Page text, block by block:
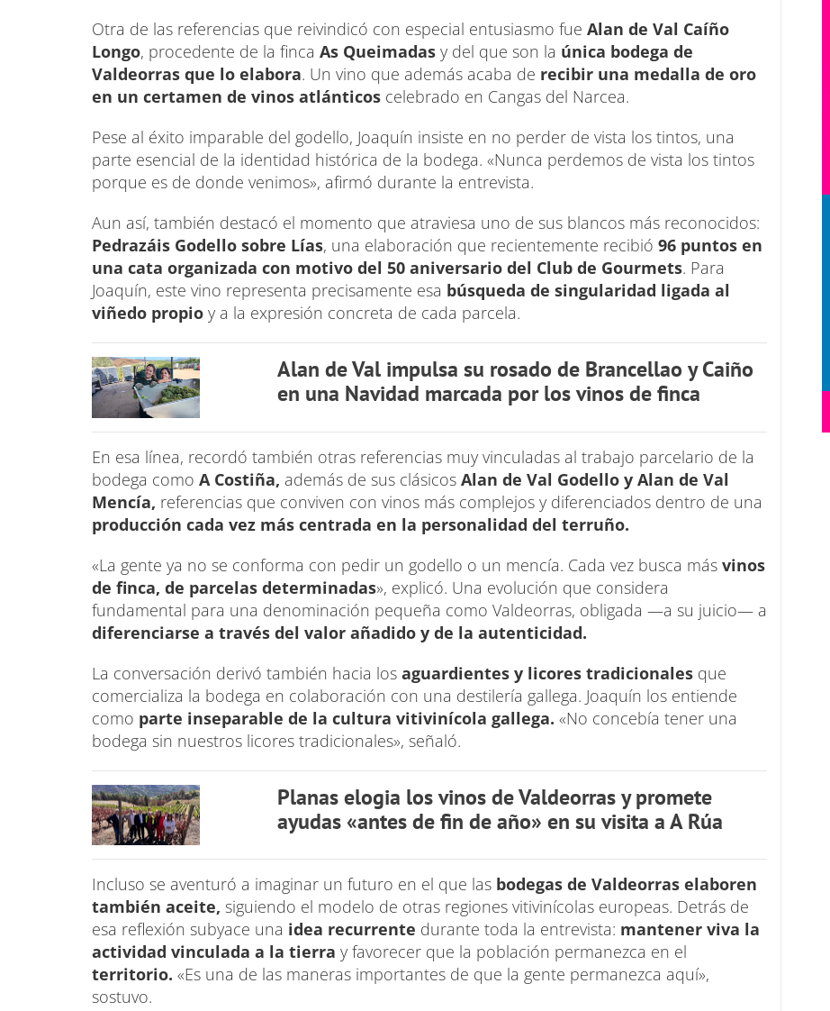
Otra de las referencias que reivindicó con especial entusiasmo fue Alan de Val Caíño
Longo, procedente de la finca As Queimadas y del que son la única bodega de
Valdeorras que lo elabora. Un vino que además acaba de recibir una medalla de oro
en un certamen de vinos atlánticos celebrado en Cangas del Narcea.
Pese al éxito imparable del godello, Joaquín insiste en no perder de vista los tintos, una
parte esencial de la identidad histórica de la bodega. «Nunca perdemos de vista los tintos
porque es de donde venimos», afirmó durante la entrevista.
Aun así, también destacó el momento que atraviesa uno de sus blancos más reconocidos:
Pedrazáis Godello sobre Lías, una elaboración que recientemente recibió 96 puntos en
una cata organizada con motivo del 50 aniversario del Club de Gourmets. Para
Joaquín, este vino representa precisamente esa búsqueda de singularidad ligada al
viñedo propio y a la expresión concreta de cada parcela.
Alan de Val impulsa su rosado de Brancellao y Caiño
en una Navidad marcada por los vinos de finca
En esa línea, recordó también otras referencias muy vinculadas al trabajo parcelario de la
bodega como A Costiña, además de sus clásicos Alan de Val Godello y Alan de Val
Mencía, referencias que conviven con vinos más complejos y diferenciados dentro de una
producción cada vez más centrada en la personalidad del terruño.
«La gente ya no se conforma con pedir un godello o un mencía. Cada vez busca más vinos
de finca, de parcelas determinadas», explicó. Una evolución que considera
fundamental para una denominación pequeña como Valdeorras, obligada —a su juicio— a
diferenciarse a través del valor añadido y de la autenticidad.
La conversación derivó también hacia los aguardientes y licores tradicionales que
comercializa la bodega en colaboración con una destilería gallega. Joaquín los entiende
como parte inseparable de la cultura vitivinícola gallega. «No concebía tener una
bodega sin nuestros licores tradicionales», señaló.
Planas elogia los vinos de Valdeorras y promete
ayudas «antes de fin de año» en su visita a A Rúa
Incluso se aventuró a imaginar un futuro en el que las bodegas de Valdeorras elaboren
también aceite, siguiendo el modelo de otras regiones vitivinícolas europeas. Detrás de
esa reflexión subyace una idea recurrente durante toda la entrevista: mantener viva la
actividad vinculada a la tierra y favorecer que la población permanezca en el
territorio. «Es una de las maneras importantes de que la gente permanezca aquí»,
sostuvo.